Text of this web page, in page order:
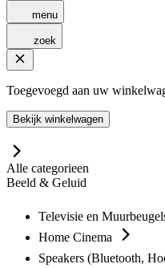
menu
zoek
Toegevoegd aan uw
Bekijk winkelwagen
Alle categorieen
Beeld & Geluid
Televisie en
Home Cinema
Speakers (Bluetooth,